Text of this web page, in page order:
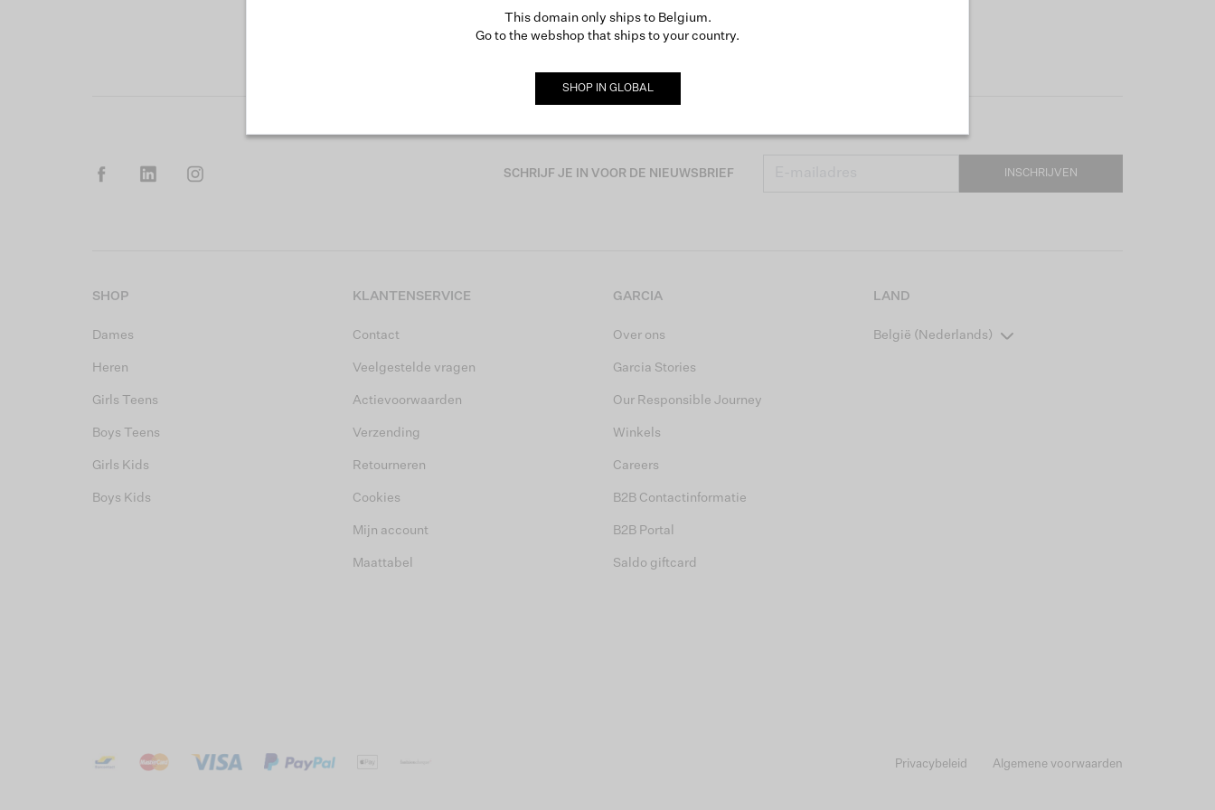
SCHRIJF JE IN VOOR DE NIEUWSBRIEF INSCHRIJVEN
SHOP
Dames
Heren
Girls Teens
Boys Teens
Girls Kids
Boys Kids
KLANTENSERVICE
Contact
Veelgestelde vragen
Actievoorwaarden
Verzending
Retourneren
Cookies
Mijn account
Maattabel
GARCIA
Over ons
Garcia Stories
Our Responsible Journey
Winkels
Careers
B2B Contactinformatie
B2B Portal
Saldo giftcard
LAND
België (Nederlands)
Privacybeleid Algemene voorwaarden
This domain only ships to Belgium.
Go to the webshop that ships to your country.
SHOP IN GLOBAL